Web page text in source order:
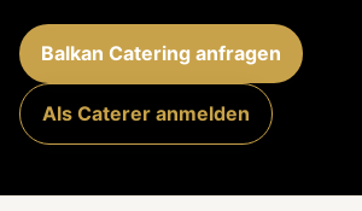
Balkan Catering anfragen
Als Caterer anmelden